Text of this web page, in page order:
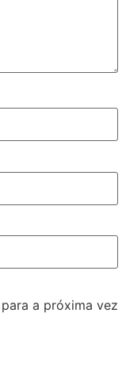
a próxima vez